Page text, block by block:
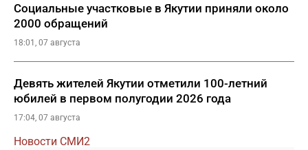
Социальные участковые в Якутии приняли около
2000 обращений
18:01, 07 августа
Девять жителей Якутии отметили 100-летний
юбилей в первом полугодии 2026 года
17:04, 07 августа
Новости СМИ2